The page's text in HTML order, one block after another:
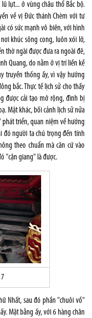
lụt... ở vùng châu thổ Bắc bộ.
về vị Đức thánh Chèm với tư
có sức mạnh vô biên, với hình
khúc sông cong, luôn xói lở,
thờ ngài được đưa ra ngoài đê,
Quang, do nằm ở vị trí liền kề
truyền thống ấy, vì vậy hướng
bắc. Thực tế lịch sử cho thấy
được cải tạo mở rộng, đình bị
Mặt khác, bối cảnh lịch sử nửa
triển, quan niệm về hướng
đó người ta chú trọng đến tính
theo chuẩn mà căn cứ vào
"cận giang" là được.
Nhất, sau đó phần "chuôi vồ"
Mặt bằng ấy, với 6 hàng chân